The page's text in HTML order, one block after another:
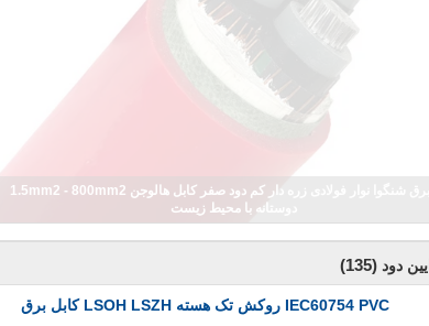
کابل برق شنگوا نوار فولادی زره دار کم دود صفر کابل هالوجن 1.5mm2 - 800mm2
دوستانه با محیط زیست
دود (135)
IEC60754 PVC روکش تک هسته LSOH LSZH کابل برق